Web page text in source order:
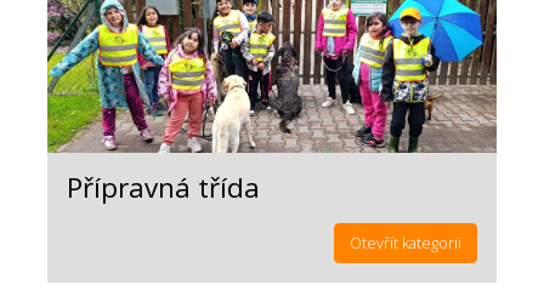
Přípravná třída
Otevřít kategorii